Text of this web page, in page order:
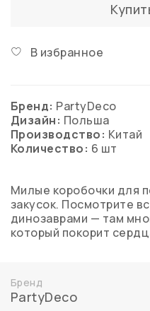
В избранное
Бренд: PartyDeco
Дизайн: Польша
Производство: Китай
Количество: 6 шт
Милые коробочки для
закусок. Посмотрите
динозаврами — там
который покорит
Бренд
PartyDeco